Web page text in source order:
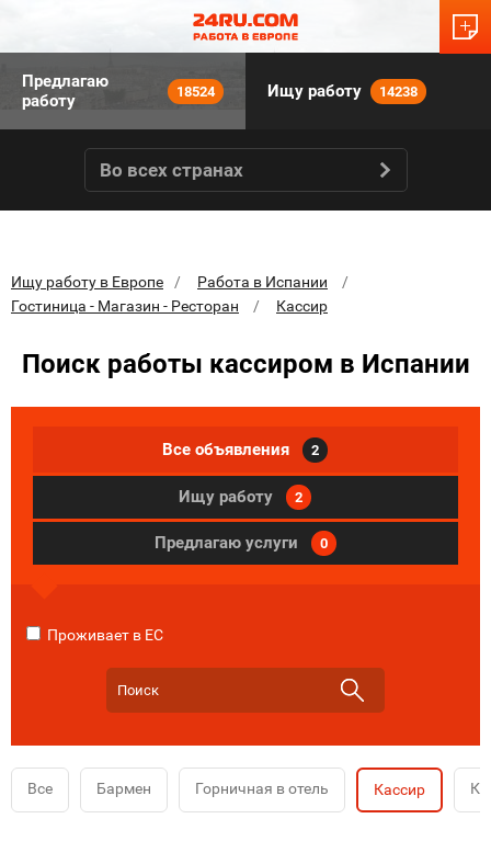
Предлагаю
работу
18524 Ищу работу 14238
Во всех странах
Ищу работу в Европе
Работа в Испании
Гостиница - Магазин - Ресторан
Кассир
Поиск работы кассиром в Испании
Все объявления 2
Ищу работу 2
Предлагаю услуги 0
Проживает в ЕС
Все Бармен Горничная в отель Кассир